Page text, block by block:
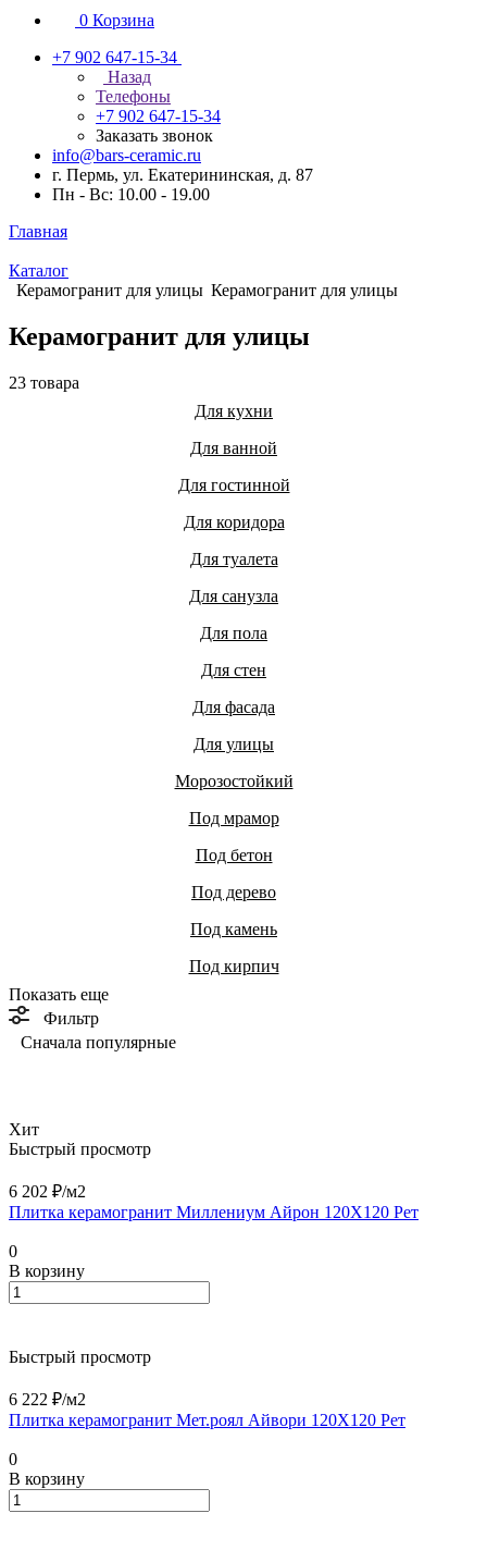
0 Корзина
+7 902 647-15-34
Назад
Телефоны
+7 902 647-15-34
Заказать звонок
info@bars-ceramic.ru
г. Пермь, ул. Екатерининская, д. 87
Пн - Вс: 10.00 - 19.00
Главная
Каталог
Керамогранит для улицы Керамогранит для улицы
Керамогранит для улицы
23 товара
Для кухни
Для ванной
Для гостинной
Для коридора
Для туалета
Для санузла
Для пола
Для стен
Для фасада
Для улицы
Морозостойкий
Под мрамор
Под бетон
Под дерево
Под камень
Под кирпич
Показать еще
Фильтр
Сначала популярные
Хит
Быстрый просмотр
6 202 ₽/м2
Плитка керамогранит Миллениум Айрон 120X120 Рет
0
В корзину
Быстрый просмотр
6 222 ₽/м2
Плитка керамогранит Мет.роял Айвори 120X120 Рет
0
В корзину